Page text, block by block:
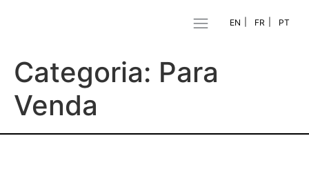
EN FR PT
Categoria: Para
Venda